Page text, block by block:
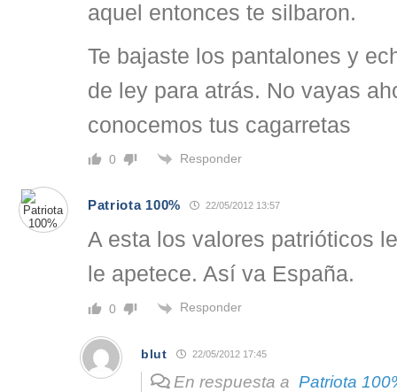
aquel entonces te silbaron.
Te bajaste los pantalones y
de ley para atrás. No vayas
conocemos tus cagarretas
0 Responder
Patriota 100% 22/05/2012 13:57
A esta los valores patrióticos
le apetece. Así va España.
0 Responder
blut 22/05/2012 17:45
En respuesta a Patriota